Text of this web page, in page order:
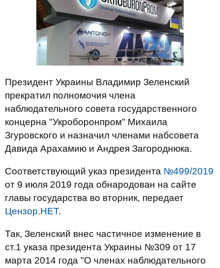
Президент Украины Владимир Зеленский
прекратил полномочия члена
наблюдательного совета государственного
концерна "Укроборонпром" Михаила
Згуровского и назначил членами набсовета
Давида Арахамию и Андрея Загороднюка.
Соответствующий указ президента №499/2019
от 9 июля 2019 года обнародован на сайте
главы государства во вторник, передает
Цензор.НЕТ.
Так, Зеленский внес частичное изменение в
ст.1 указа президента Украины №309 от 17
марта 2014 года "О членах наблюдательного